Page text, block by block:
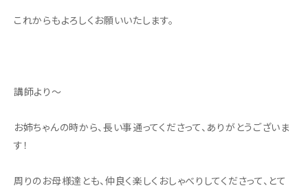
これからもよろしくお願いいたします。
講師より～
お姉ちゃんの時から、長い事通ってくださって、ありがとうございま
す！
周りのお母様達とも、仲良く楽しくおしゃべりしてくださって、とて